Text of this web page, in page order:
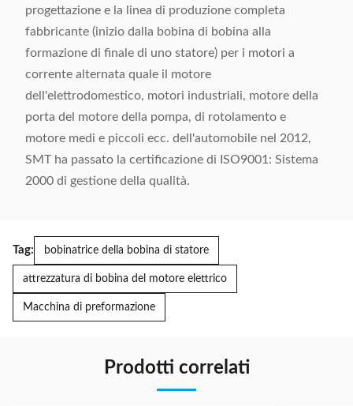
progettazione e la linea di produzione completa
fabbricante (inizio dalla bobina di bobina alla
formazione di finale di uno statore) per i motori a
corrente alternata quale il motore
dell'elettrodomestico, motori industriali, motore della
porta del motore della pompa, di rotolamento e
motore medi e piccoli ecc. dell'automobile nel 2012,
SMT ha passato la certificazione di ISO9001: Sistema
2000 di gestione della qualità.
Tag: bobinatrice della bobina di statore
attrezzatura di bobina del motore elettrico
Macchina di preformazione
Prodotti correlati